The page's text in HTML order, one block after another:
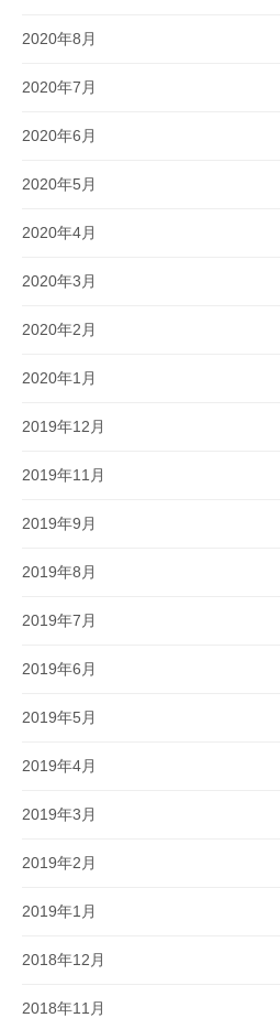
2020年8月
2020年7月
2020年6月
2020年5月
2020年4月
2020年3月
2020年2月
2020年1月
2019年12月
2019年11月
2019年9月
2019年8月
2019年7月
2019年6月
2019年5月
2019年4月
2019年3月
2019年2月
2019年1月
2018年12月
2018年11月